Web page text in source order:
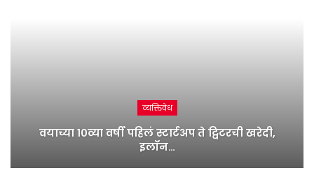
व्यक्तिवेध
वयाच्या १०व्या वर्षी पहिलं स्टार्टअप ते ट्विटरची खरेदी,
इलॉन…